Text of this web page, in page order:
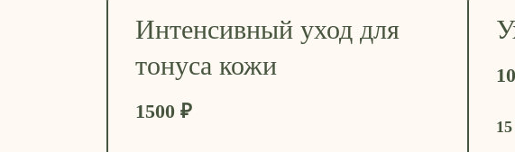
Интенсивный уход для
тонуса кожи
1500 ₽